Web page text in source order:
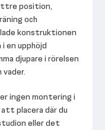
position,
och
konstruktionen
en upphöjd
djupare i rörelsen
ingen montering i
placera där du
eller det